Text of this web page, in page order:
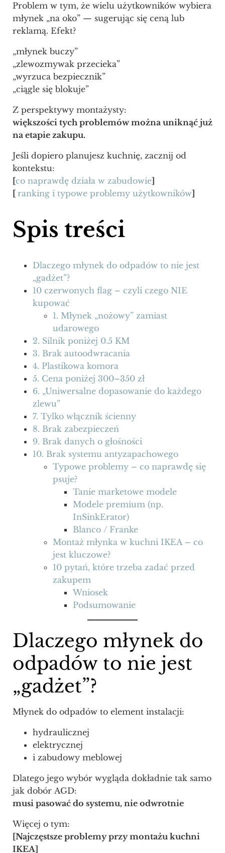
Problem w tym, że wielu użytkowników wybiera
młynek „na oko” — sugerując się ceną lub
reklamą. Efekt?
„młynek buczy”
„zlewozmywak przecieka”
„wyrzuca bezpiecznik”
„ciągle się blokuje”
Z perspektywy montażysty:
większości tych problemów można uniknąć już
na etapie zakupu.
Jeśli dopiero planujesz kuchnię, zacznij od
kontekstu:
[co naprawdę działa w zabudowie]
[ ranking i typowe problemy użytkowników]
Spis treści
Dlaczego młynek do odpadów to nie jest
„gadżet”?
10 czerwonych flag – czyli czego NIE
kupować
1. Młynek „nożowy” zamiast
udarowego
2. Silnik poniżej 0.5 KM
3. Brak autoodwracania
4. Plastikowa komora
5. Cena poniżej 300–350 zł
6. „Uniwersalne dopasowanie do każdego
zlewu”
7. Tylko włącznik ścienny
8. Brak zabezpieczeń
9. Brak danych o głośności
10. Brak systemu antyzapachowego
Typowe problemy – co naprawdę się
psuje?
Tanie marketowe modele
Modele premium (np.
InSinkErator)
Blanco / Franke
Montaż młynka w kuchni IKEA – co
jest kluczowe?
10 pytań, które trzeba zadać przed
zakupem
Wniosek
Podsumowanie
Dlaczego młynek do
odpadów to nie jest
„gadżet”?
Młynek do odpadów to element instalacji:
hydraulicznej
elektrycznej
i zabudowy meblowej
Dlatego jego wybór wygląda dokładnie tak samo
jak dobór AGD:
musi pasować do systemu, nie odwrotnie
Więcej o tym:
[Najczęstsze problemy przy montażu kuchni
IKEA]